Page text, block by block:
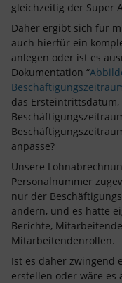
gleichzeitig der Super
Daher ergibt sich für
auch hierfür ein
anlegen oder ist es
Dokumentation “
das
anpasse?
Unsere
Personalnummer
nur der
ändern, und es hätte
Berichte,
Mitarbeitendenrollen.
Ist es daher zwingend
erstellen oder wäre es